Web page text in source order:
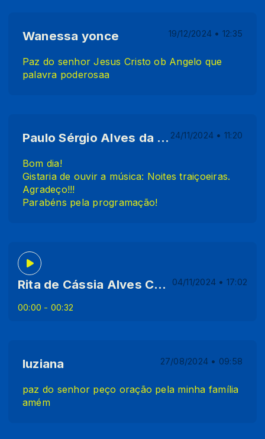
Wanessa yonce 19/12/2024 • 12:35
Paz do senhor Jesus Cristo ob Angelo que
palavra poderosaa
Paulo Sérgio Alves da Silva 24/11/2024 • 11:20
Bom dia!
Gistaria de ouvir a música: Noites traiçoeiras.
Agradeço!!!
Parabéns pela programação!
Rita de Cássia Alves Calvalcanti Barbosa 04/11/2024 • 17:02
00:00 - 00:32
luziana 27/08/2024 • 09:58
paz do senhor peço oração pela minha família
amém